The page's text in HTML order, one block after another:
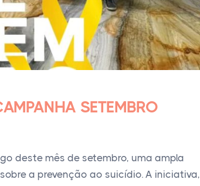
SETEMBRO
deste mês de setembro, uma ampla
a prevenção ao suicídio. A iniciativa,